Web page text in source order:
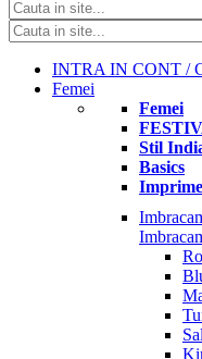
INTRA IN CONT /
Femei
Femei
Stil
Basics